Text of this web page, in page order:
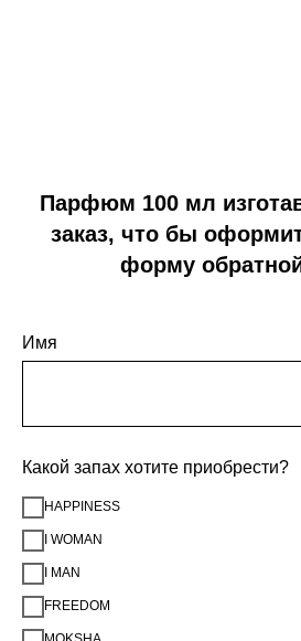
Парфюм 100 мл
заказ, что бы
форму
Имя
Какой запах хотите приобрести?
HAPPINESS
I WOMAN
I MAN
FREEDOM